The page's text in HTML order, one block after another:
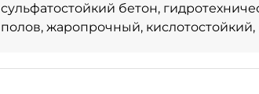
сульфатостойкий бетон,
полов, жаропрочный,